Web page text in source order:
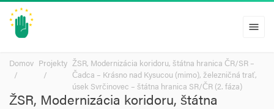
menu
Domov Projekty ŽSR, Modernizácia koridoru, štátna hranica ČR/SR –
Čadca – Krásno nad Kysucou (mimo), železničná trať,
úsek Svrčinovec – štátna hranica SR/ČR (2. fáza)
ŽSR, Modernizácia koridoru, štátna